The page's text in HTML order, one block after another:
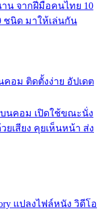
าน จากฝีมือคนไทย 10
ชนิด มาให้เล่นกัน
อม ติดตั้งง่าย อัปเดต
บนคอม เปิดใช้ขณะนั่ง
เสียง คุยเห็นหน้า ส่ง
แปลงไฟล์หนัง วิดีโอ